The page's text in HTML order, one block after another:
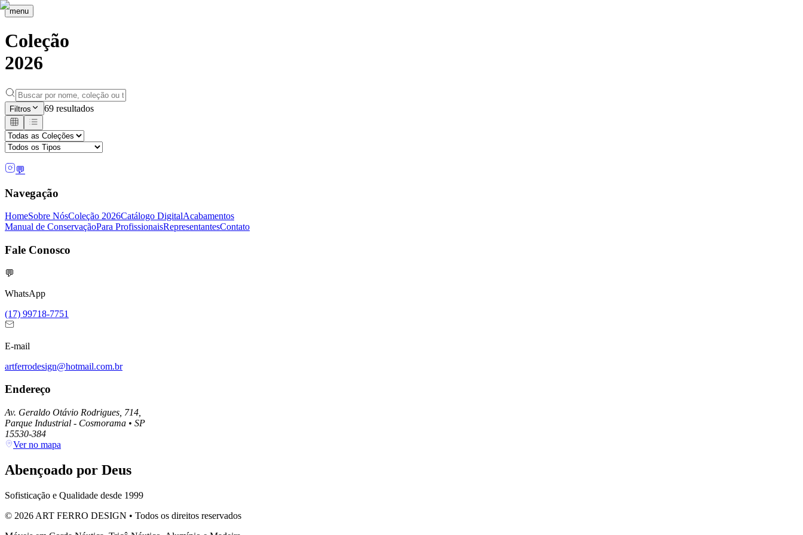
menu
Coleção
2026
Filtros 69 resultados
💬
Navegação
HomeSobre NósColeção 2026Catálogo DigitalAcabamentos
Manual de ConservaçãoPara ProfissionaisRepresentantesContato
Fale Conosco
💬
WhatsApp
(17) 99718-7751
E-mail
artferrodesign@hotmail.com.br
Endereço
Av. Geraldo Otávio Rodrigues, 714,
Parque Industrial - Cosmorama • SP
15530-384
Ver no mapa
Abençoado por Deus
Sofisticação e Qualidade desde 1999
© 2026 ART FERRO DESIGN • Todos os direitos reservados